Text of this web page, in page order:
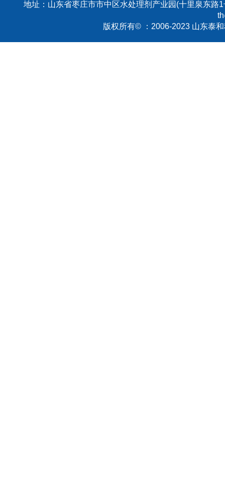
地址：山东省枣庄市市中区水处理剂产业园(十里泉东路
版权所有© ：2006-2023 山东泰